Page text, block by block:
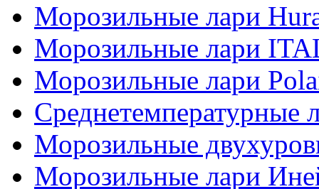
Морозильные лари
Морозильные лари
Морозильные лари
Среднетемпературные
Морозильные
Морозильные лари